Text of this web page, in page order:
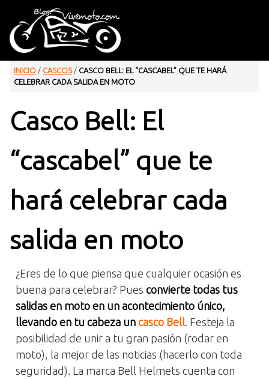
INICIO / CASCOS/ CASCO BELL: EL “CASCABEL” QUE TE HARÁ
CELEBRAR CADA SALIDA EN MOTO
Casco Bell: El
“cascabel” que te
hará celebrar cada
salida en moto
¿Eres de lo que piensa que cualquier ocasión es
buena para celebrar? Pues convierte todas tus
salidas en moto en un acontecimiento único,
llevando en tu cabeza un casco Bell. Festeja la
posibilidad de unir a tu gran pasión (rodar en
moto), la mejor de las noticias (hacerlo con toda
seguridad). La marca Bell Helmets cuenta con